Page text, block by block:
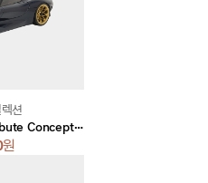
X Gran Berlinetta Tribute Concept 1:18 스케일 모델 [재키익스]
원
션